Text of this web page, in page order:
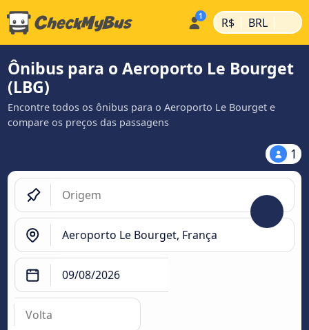
R$ | BRL |
Ônibus para o Aeroporto Le Bourget
(LBG)
Encontre todos os ônibus para o Aeroporto Le Bourget e
compare os preços das passagens
1